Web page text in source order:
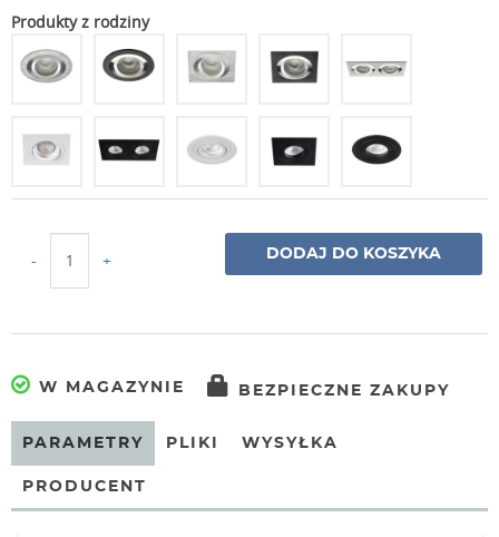
Produkty z rodziny
- + DODAJ DO KOSZYKA
W MAGAZYNIE BEZPIECZNE ZAKUPY
PARAMETRY PLIKI WYSYŁKA
PRODUCENT